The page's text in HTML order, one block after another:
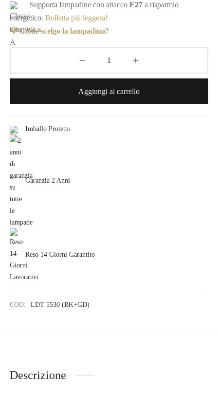
Supporta lampadine con attacco E27 a risparmio
energetico. Bolletta più leggera!
💡 Come scelgo la lampadina?
Aggiungi al carrello
Imballo Protetto
Garanzia 2 Anni
Reso 14 Giorni Garantito
COD: LDT 5530 (BK+GD)
Descrizione